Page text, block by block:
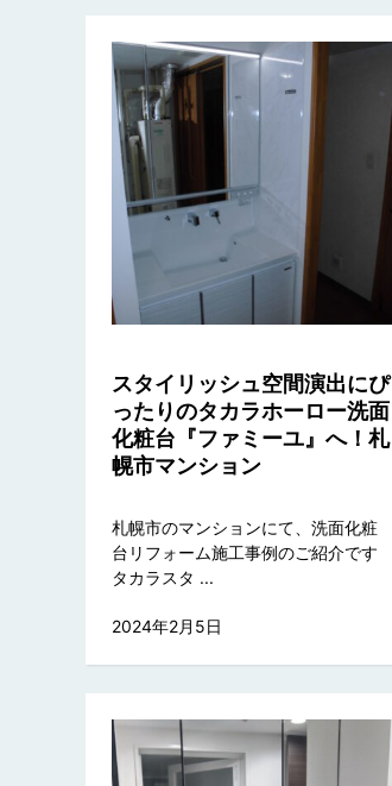
スタイリッシュ空間演出にぴ
ったりのタカラホーロー洗面
化粧台『ファミーユ』へ！札
幌市マンション
札幌市のマンションにて、洗面化粧
台リフォーム施工事例のご紹介です
タカラスタ ...
2024年2月5日